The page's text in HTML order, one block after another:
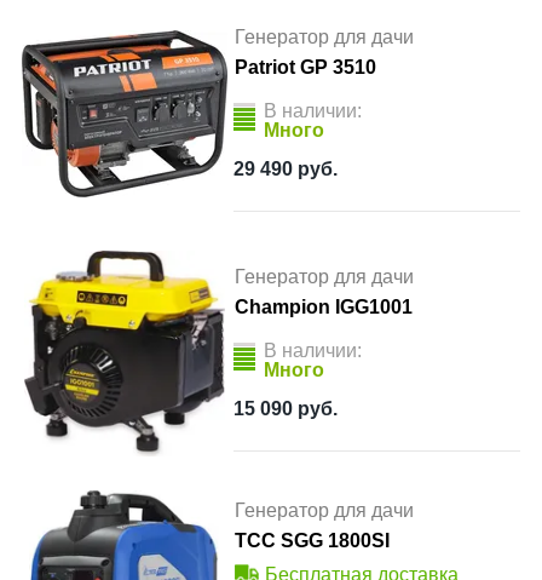
Генератор для дачи
Patriot GP 3510
В наличии:
Много
29 490 руб.
Генератор для дачи
Champion IGG1001
В наличии:
Много
15 090 руб.
Генератор для дачи
ТСС SGG 1800SI
Бесплатная доставка